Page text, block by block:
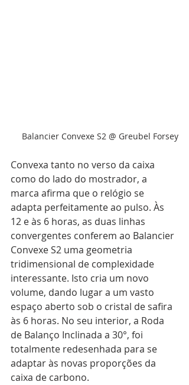
Balancier Convexe S2 @ Greubel Forsey
Convexa tanto no verso da caixa
como do lado do mostrador, a
marca afirma que o relógio se
adapta perfeitamente ao pulso. Às
12 e às 6 horas, as duas linhas
convergentes conferem ao Balancier
Convexe S2 uma geometria
tridimensional de complexidade
interessante. Isto cria um novo
volume, dando lugar a um vasto
espaço aberto sob o cristal de safira
às 6 horas. No seu interior, a Roda
de Balanço Inclinada a 30°, foi
totalmente redesenhada para se
adaptar às novas proporções da
caixa de carbono.